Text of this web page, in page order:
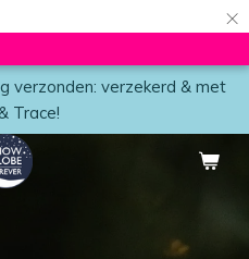
×
verzonden: verzekerd & met
Trace!